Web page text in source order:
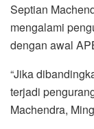
Septian
mengalami
dengan awal
“Jika
terjadi
Machendra,